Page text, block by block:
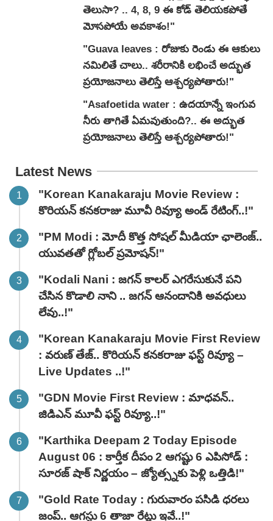
తెలుసా? .. 4, 8, 9 ఈ కోడ్ తెలియకపోతే
మోసపోయే అవకాశం!"
"Guava leaves : రోజుకు రెండు ఈ ఆకులు
నమిలితే చాలు.. శరీరానికి లభించే అద్భుత
ప్రయోజనాలు తెలిస్తే ఆశ్చర్యపోతారు!"
"Asafoetida water : ఉదయాన్నే ఇంగువ
నీరు తాగితే ఏమవుతుంది?.. ఈ అద్భుత
ప్రయోజనాలు తెలిస్తే ఆశ్చర్యపోతారు!"
Latest News
"Korean Kanakaraju Movie Review :
కొరియన్ కనకరాజు మూవీ రివ్యూ అండ్ రేటింగ్‌..!"
"PM Modi : మోదీ కొత్త సోషల్ మీడియా ఛాలెంజ్..
యువతతో గ్లోబల్ ప్రమోషన్!"
"Kodali Nani : జగన్ కాలర్ ఎగరేసుకునే పని
చేసిన కొడాలి నాని .. జగన్ ఆనందానికి అవధులు
లేవు..!"
"Korean Kanakaraju Movie First Review
: వరుణ్ తేజ్.. కొరియన్ కనకరాజు ఫస్ట్ రివ్యూ –
Live Updates ..!"
"GDN Movie First Review : మాధవన్..
జిడిఎన్ మూవీ ఫ‌స్ట్ రివ్యూ..!"
"Karthika Deepam 2 Today Episode
August 06 : కార్తీక దీపం 2 ఆగష్టు 6 ఎపిసోడ్ :
సూరజ్ షాక్ నిర్ణయం – జ్యోత్స్నకు పెళ్లి ఒత్తిడి!"
"Gold Rate Today : గురువారం పసిడి ధరలు
జంప్.. ఆగస్టు 6 తాజా రేట్లు ఇవే..!"